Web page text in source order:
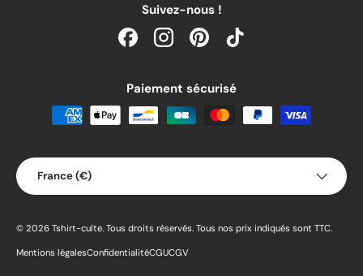
Suivez-nous !
FacebookInstagramPinterestTikTok
Paiement sécurisé
Pays
France (€)
© 2026 Tshirt-culte Tous droits réservés. Tous nos prix indiqués sont TTC.
Mentions légalesConfidentialitéCGUCGV